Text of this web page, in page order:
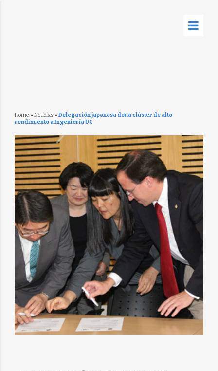
Home » Noticias » Delegación japonesa dona clúster de alto
rendimiento a Ingeniería UC